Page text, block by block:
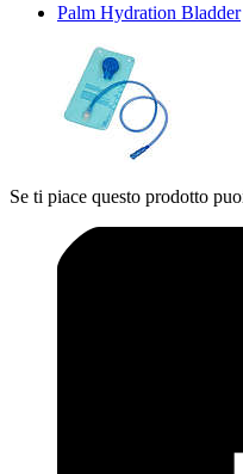
Palm Hydration Bladder
Se ti piace questo prodotto